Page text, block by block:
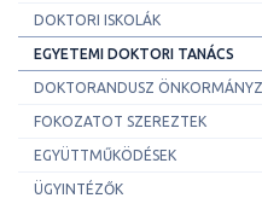
DOKTORI ISKOLÁK
EGYETEMI DOKTORI TANÁCS
DOKTORANDUSZ
FOKOZATOT SZEREZTEK
EGYÜTTMŰKÖDÉSEK
ÜGYINTÉZŐK